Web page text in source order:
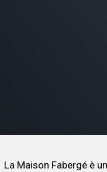
La Maison Fabergé è